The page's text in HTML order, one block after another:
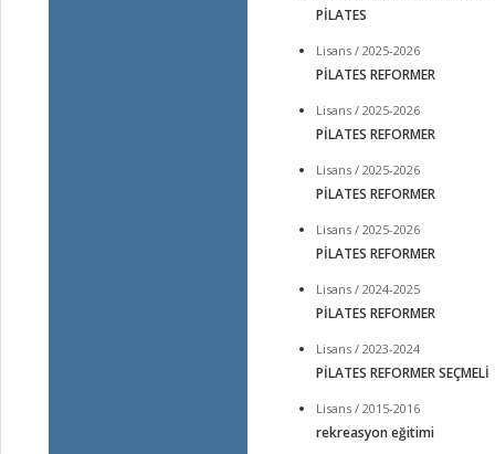
PİLATES
Lisans / 2025-2026
PİLATES REFORMER
Lisans / 2025-2026
PİLATES REFORMER
Lisans / 2025-2026
PİLATES REFORMER
Lisans / 2025-2026
PİLATES REFORMER
Lisans / 2024-2025
PİLATES REFORMER
Lisans / 2023-2024
PİLATES REFORMER SEÇMELİ
Lisans / 2015-2016
rekreasyon eğitimi